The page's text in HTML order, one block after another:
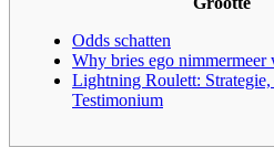
Odds schatten
Why bries ego nimmermeer
Lightning Roulett:
Testimonium